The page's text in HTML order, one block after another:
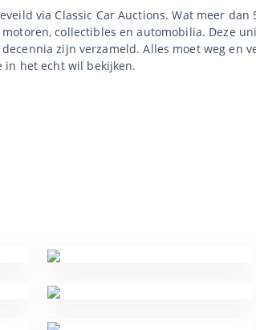
via Classic Car Auctions. Wat meer
collectibles en automobilia. Deze
zijn verzameld. Alles moet weg en
in het echt wil bekijken.